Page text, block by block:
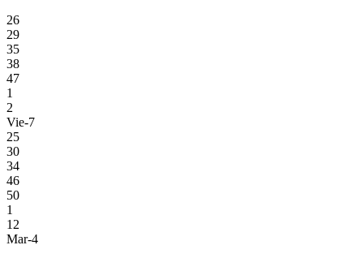
26
29
35
38
47
1
2
Vie-7
25
30
34
46
50
1
12
Mar-4